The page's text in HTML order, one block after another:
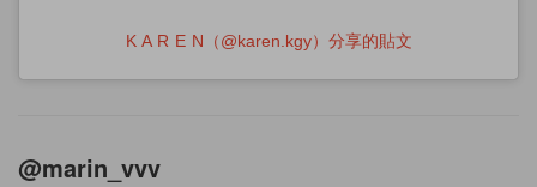
K A R E N（@karen.kgy）分享的貼文
@marin_vvv